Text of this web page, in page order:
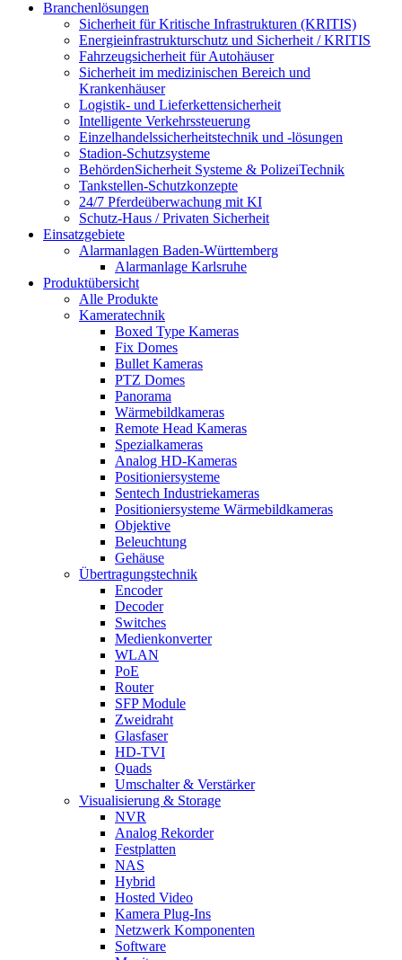
Branchenlösungen
Sicherheit für Kritische Infrastrukturen (KRITIS)
Energieinfrastrukturschutz und Sicherheit / KRITIS
Fahrzeugsicherheit für Autohäuser
Sicherheit im medizinischen Bereich und
Krankenhäuser
Logistik- und Lieferkettensicherheit
Intelligente Verkehrssteuerung
Einzelhandelssicherheitstechnik und -lösungen
Stadion-Schutzsysteme
BehördenSicherheit Systeme & PolizeiTechnik
Tankstellen-Schutzkonzepte​
24/7 Pferdeüberwachung mit KI
Schutz-Haus / Privaten Sicherheit
Einsatzgebiete
Alarmanlagen Baden-Württemberg
Alarmanlage Karlsruhe
Produktübersicht
Alle Produkte
Kameratechnik
Boxed Type Kameras
Fix Domes
Bullet Kameras
PTZ Domes
Panorama
Wärmebildkameras
Remote Head Kameras
Spezialkameras
Analog HD-Kameras
Positioniersysteme
Sentech Industriekameras
Positioniersysteme Wärmebildkameras
Objektive
Beleuchtung
Gehäuse
Übertragungstechnik
Encoder
Decoder
Switches
Medienkonverter
WLAN
PoE
Router
SFP Module
Zweidraht
Glasfaser
HD-TVI
Quads
Umschalter & Verstärker
Visualisierung & Storage
NVR
Analog Rekorder
Festplatten
NAS
Hybrid
Hosted Video
Kamera Plug-Ins
Netzwerk Komponenten
Software